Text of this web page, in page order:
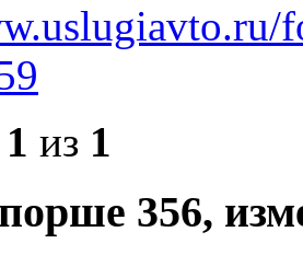
1 из 1
356,